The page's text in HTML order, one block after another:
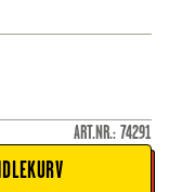
ART.NR.: 74291